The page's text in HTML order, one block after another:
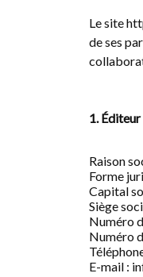
Le site
de ses
1.
Raison
Forme
Capital
Siège
Numéro
Numéro
E-mail :